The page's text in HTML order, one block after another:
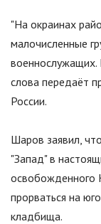
"На окраинах
малочисленные
военнослужащих.
слова передаёт
России.
Шаров заявил,
"Запад"в
освобожденного
прорваться на
кладбища.